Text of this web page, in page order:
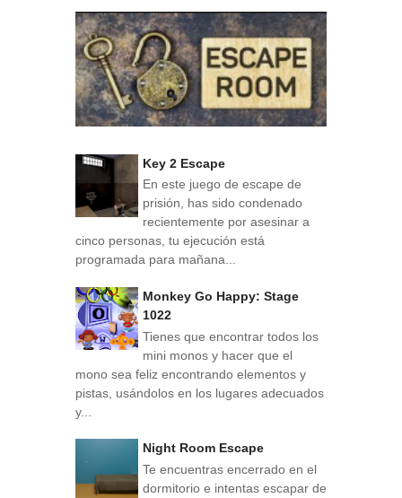
Key 2 Escape
En este juego de escape de
prisión, has sido condenado
recientemente por asesinar a
cinco personas, tu ejecución está
programada para mañana...
Monkey Go Happy: Stage
1022
Tienes que encontrar todos los
mini monos y hacer que el
mono sea feliz encontrando elementos y
pistas, usándolos en los lugares adecuados
y...
Night Room Escape
Te encuentras encerrado en el
dormitorio e intentas escapar de